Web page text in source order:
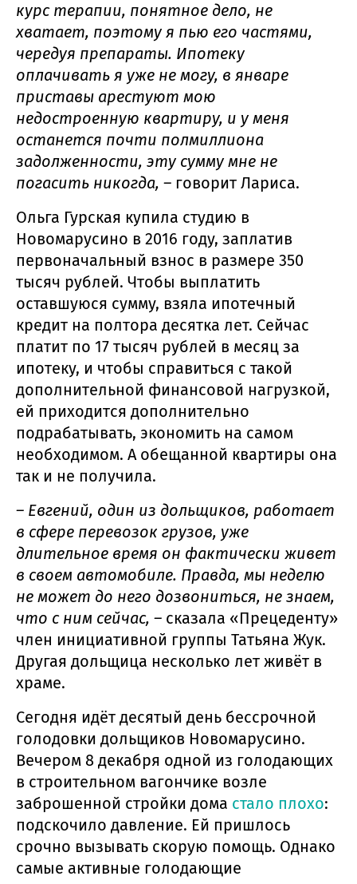
курс терапии, понятное дело, не
хватает, поэтому я пью его частями,
чередуя препараты. Ипотеку
оплачивать я уже не могу, в январе
приставы арестуют мою
недостроенную квартиру, и у меня
останется почти полмиллиона
задолженности, эту сумму мне не
погасить никогда, – говорит Лариса.
Ольга Гурская купила студию в
Новомарусино в 2016 году, заплатив
первоначальный взнос в размере 350
тысяч рублей. Чтобы выплатить
оставшуюся сумму, взяла ипотечный
кредит на полтора десятка лет. Сейчас
платит по 17 тысяч рублей в месяц за
ипотеку, и чтобы справиться с такой
дополнительной финансовой нагрузкой,
ей приходится дополнительно
подрабатывать, экономить на самом
необходимом. А обещанной квартиры она
так и не получила.
– Евгений, один из дольщиков, работает
в сфере перевозок грузов, уже
длительное время он фактически живет
в своем автомобиле. Правда, мы неделю
не может до него дозвониться, не знаем,
что с ним сейчас, – сказала «Прецеденту»
член инициативной группы Татьяна Жук.
Другая дольщица несколько лет живёт в
храме.
Сегодня идёт десятый день бессрочной
голодовки дольщиков Новомарусино.
Вечером 8 декабря одной из голодающих
в строительном вагончике возле
заброшенной стройки дома стало плохо:
подскочило давление. Ей пришлось
срочно вызывать скорую помощь. Однако
самые активные голодающие